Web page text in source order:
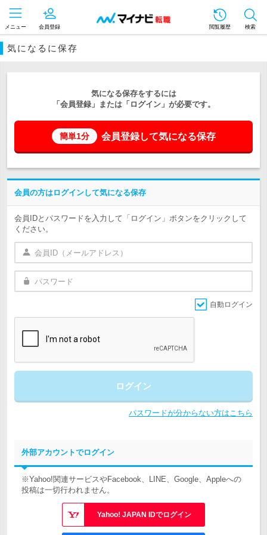
メニュー 会員登録 閲覧履歴 検索
気になるに保存
気になる保存をするには
「会員登録」または「ログイン」が必要です。
簡単1分 会員登録して気になる保存
会員の方はログインして気になる保存
会員IDとパスワードを入力して「ログイン」ボタンをクリックして
ください。
自動ログイン
ログイン
パスワードが分からない方はこちら
外部アカウントでログイン
※Yahoo!関連サービスやFacebook、LINE、Google、Appleへの
投稿は一切行われません。
Yahoo! JAPAN IDでログイン